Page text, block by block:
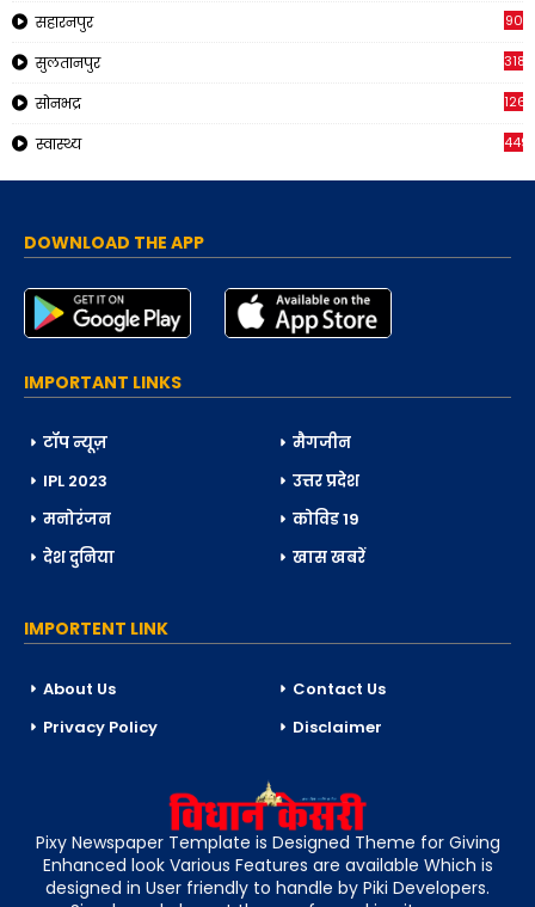
सहारनपुर 90
सुलतानपुर 318
सोनभद्र 1266
स्वास्थ्य 449
DOWNLOAD THE APP
IMPORTANT LINKS
टॉप न्यूज़
मैगजीन
IPL 2023
उत्तर प्रदेश
मनोरंजन
कोविड 19
देश दुनिया
खास खबरें
IMPORTENT LINK
About Us
Contact Us
Privacy Policy
Disclaimer
Pixy Newspaper Template is Designed Theme for Giving
Enhanced look Various Features are available Which is
designed in User friendly to handle by Piki Developers.